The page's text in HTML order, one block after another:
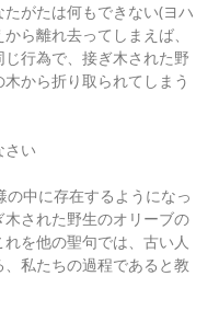
がたは何もできない(ヨハ
ら離れ去ってしまえば、
行為で、接ぎ木された野
から折り取られてしまう
さい
中に存在するようになっ
された野生のオリーブの
を他の聖句では、古い人
私たちの過程であると教